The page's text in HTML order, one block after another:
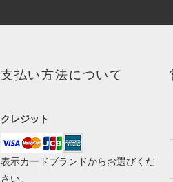
支払い方法について
クレジット
表示カードブランドからお選びくだ
さい。